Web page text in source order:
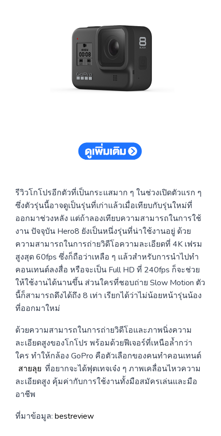
รีวิวโกโปรอีกตัวที่เป็นกระแสมาก ๆ ในช่วงเปิดตัวแรก ๆ
ซึ่งตัวรุ่นนี้อาจดูเป็นรุ่นที่เก่าแล้วเมื่อเทียบกับรุ่นใหม่ที่
ออกมาช่วงหลัง แต่ถ้าลองเทียบความสามารถในการใช้
งาน ปัจจุบัน Hero8 ยังเป็นหนึ่งรุ่นที่น่าใช้งานอยู่ ด้วย
ความสามารถในการถ่ายวิดีโอความละเอียดที่ 4K เฟรม
สูงสุด 60fps ซึ่งก็ถือว่าเหลือ ๆ แล้วสำหรับการนำไปทำ
คอนเทนต์ลงสื่อ หรือจะเป็น Full HD ที่ 240fps ก็จะช่วย
ให้ใช้งานได้นานขึ้น ส่วนใครที่ชอบถ่าย Slow Motion ตัว
นี้ก็สามารถดึงได้ถึง 8 เท่า เรียกได้ว่าไม่น้อยหน้ารุ่นน้อง
ที่ออกมาใหม่
ด้วยความสามารถในการถ่ายวิดีโอและภาพนิ่งความ
ละเอียดสูงของโกโปร พร้อมด้วยฟีเจอร์ที่เหนือล้ำกว่า
ใคร ทำให้กล้อง GoPro คือตัวเลือกของคนทำคอนเทนต์
สายลุย ที่อยากจะได้ฟุตเทจเจ๋ง ๆ ภาพเคลื่อนไหวความ
ละเอียดสูง คุ้มค่ากับการใช้งานทั้งมือสมัครเล่นและมือ
อาชีพ
ที่มาข้อมูล: bestreview